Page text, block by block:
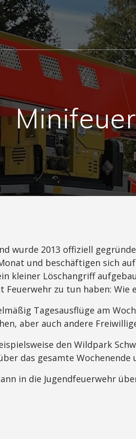
wurde 2013 offiziell
und beschäftigen sich
kleiner Löschangriff
Feuerwehr zu tun haben:
Tagesausflüge am
aber auch andere
den Wildpark
das gesamte Wochenende
in die Jugendfeuerwehr